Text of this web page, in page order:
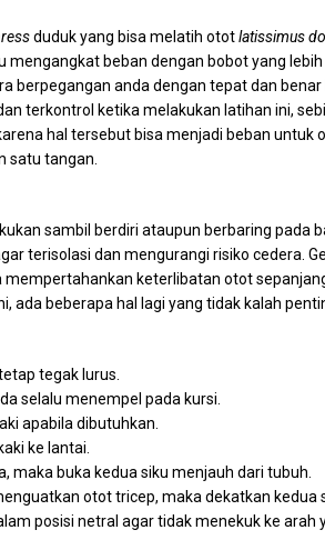
duduk yang bisa melatih ototlatissimus
beban dengan bobot yang
berpegangan anda dengan tepat dan benar
terkontrol ketika melakukan latihan ini,
hal tersebut bisa menjadi beban untuk
satu tangan.
sambil berdiri ataupun berbaring pada
terisolasi dan mengurangi risiko cedera.
keterlibatan otot
ada beberapa hal lagi yang tidak kalah
tegak lurus.
selalu menempel pada kursi.
apabila dibutuhkan.
ke lantai.
maka buka kedua siku menjauh dari tubuh.
otot tricep, maka dekatkan kedua
posisi netral agar tidak menekuk ke arah